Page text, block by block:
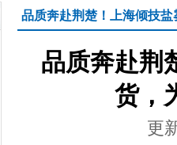
品质奔赴荆楚！上海倾技
品质奔赴荆
货，
更